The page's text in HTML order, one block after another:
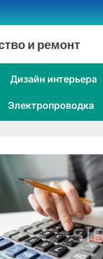
и ремонт
Дизайн интерьера
Электропроводка